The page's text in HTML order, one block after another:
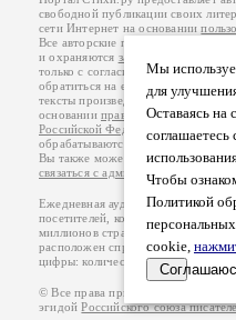
Мы
для
Оставаясь на
соглашаетесь
Чтобы
Политикой
cookie,
свободной публикации своих
сети Интернет на основании
Все авторские права на
и охраняются законом
.
только с согласия его автора, к
обратиться на его авторской
тексты произведений авторы несут
основанииправил публикациии
Российской Федерации
обрабатываются на основании
Вы также можете посмотреть
связаться с администрацией
Ежедневная аудитория портала
посетителей, которые в общей
миллионов страниц по данным
расположен справа от этого
цифры: количество просмотров и
© Все права принадлежат
эгидойРоссийского союза